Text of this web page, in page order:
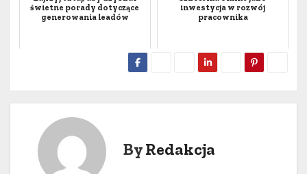
świetne porady dotyczące
generowania leadów
inwestycja w rozwój
pracownika
ByRedakcja